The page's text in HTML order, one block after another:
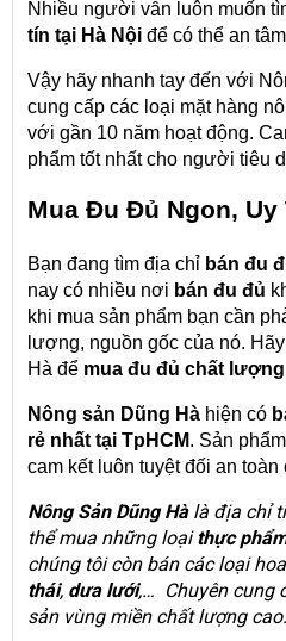
Nhiều người vẫn luôn muốn
tín tại Hà Nội để có thể an
Vậy hãy nhanh tay đến với
cung cấp các loại mặt hàng
với gần 10 năm hoạt động.
phẩm tốt nhất cho người tiêu
Mua Đu Đủ Ngon, Uy
Bạn đang tìm địa chỉ bán đu
nay có nhiều nơi bán đu đủ
khi mua sản phẩm bạn cần
lượng, nguồn gốc của nó.
Hà để mua đu đủ chất lượng
Nông sản Dũng Hà hiện có
rẻ nhất tại TpHCM. Sản
cam kết luôn tuyệt đối an toàn
Nông Sản Dũng Hàlà địa chỉ
thể mua những loạithực
chúng tôi còn bán các loại
thái, dưa lưới,… Chuyên cung
sản vùng miền chất lượng cao.